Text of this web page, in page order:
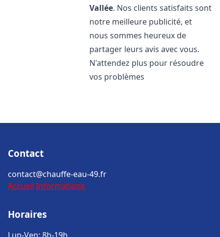
Vallée. Nos clients satisfaits sont
notre meilleure publicité, et
nous sommes heureux de
partager leurs avis avec vous.
N'attendez plus pour résoudre
vos problèmes
Contact
contact@chauffe-eau-49.fr
Accueil Informations
Horaires